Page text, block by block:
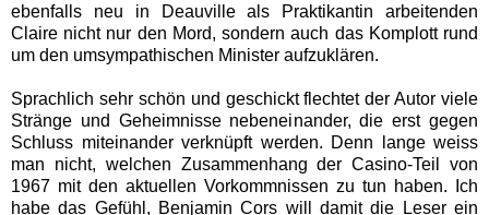
ebenfalls neu in Deauville als Praktikantin arbeitenden
Claire nicht nur den Mord, sondern auch das Komplott rund
um den umsympathischen Minister aufzuklären.
Sprachlich sehr schön und geschickt flechtet der Autor viele
Stränge und Geheimnisse nebeneinander, die erst gegen
Schluss miteinander verknüpft werden. Denn l ange weiss
man nicht, welchen Zusammenhang der Casino-Teil von
1967 mit den aktuellen Vorkommnissen zu tun haben. Ich
habe das Gefühl, Benjamin Cors will damit die Leser ein